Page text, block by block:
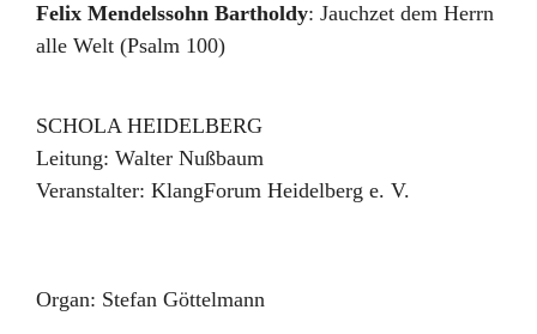
Felix Mendelssohn Bartholdy: Jauchzet dem Herrn
alle Welt (Psalm 100)
SCHOLA HEIDELBERG
Leitung: Walter Nußbaum
Veranstalter: KlangForum Heidelberg e. V.
Organ: Stefan Göttelmann